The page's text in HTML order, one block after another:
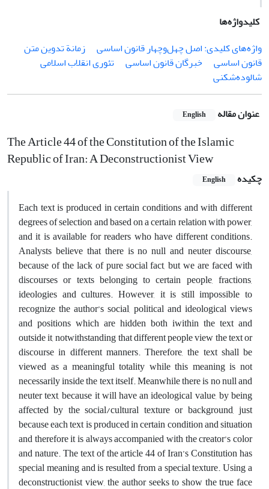
کلیدواژه‌ها
واژه‌های کلیدی: اصل چهل‌وچهار قانون اساسی
زمانة تدوین متن
قانون اساسی
خبرگان قانون اساسی
تئوری انقلاب اسلامی
شالوده‌شکنی
عنوان مقاله English
The Article 44 of the Constitution of the Islamic
Republic of Iran: A Deconstructionist View
چکیده English
Each text is produced in certain conditions and with different
degrees of selection and based on a certain relation with power,
and it is available for readers who have different conditions.
Analysts believe that there is no null and neuter discourse,
because of the lack of pure social fact, but we are faced with
discourses or texts belonging to certain people, fractions,
ideologies and cultures. However, it is still impossible to
recognize the author’s social, political and ideological views
and positions which are hidden both iwithin the text and
outside it, notwithstanding that different people view the text or
discourse in different manners. Therefore, the text shall be
viewed as a meaningful totality while this meaning is not
necessarily inside the text itself. Meanwhile there is no null and
neuter text, because it will have an ideological value, by being
affected by the social/cultural texture or background, just
because each text is produced in certain condition and situation
and therefore it is always accompanied with the creator’s color
and nature. The text of the article 44 of Iran’s Constitution has
special meaning and is resulted from a special texture. Using a
deconstructionist view, the author seeks to show the true face